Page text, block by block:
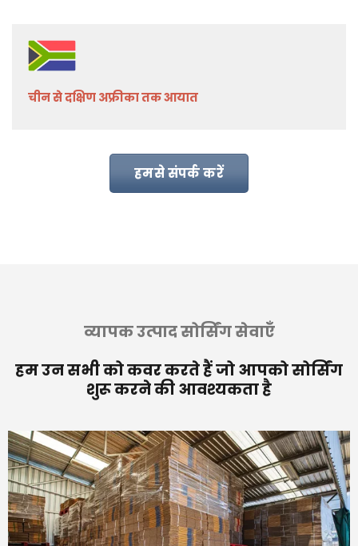
चीन से दक्षिण अफ्रीका तक आयात
हमसे संपर्क करें
व्यापक उत्पाद सोर्सिंग सेवाएँ
हम उन सभी को कवर करते हैं जो आपको सोर्सिंग
शुरू करने की आवश्यकता है